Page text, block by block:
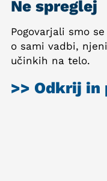
Ne spreglej
Pogovarjali smo
o sami vadbi,
učinkih na telo.
>> Odkrij in